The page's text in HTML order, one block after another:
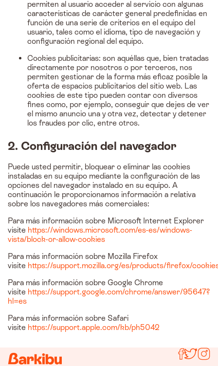
permiten al usuario acceder al servicio con algunas
características de carácter general predefinidas en
función de una serie de criterios en el equipo del
usuario, tales como el idioma, tipo de navegación y
configuración regional del equipo.
Cookies publicitarias: son aquéllas que, bien tratadas
directamente por nosotros o por terceros, nos
permiten gestionar de la forma más eficaz posible la
oferta de espacios publicitarios del sitio web. Las
cookies de este tipo pueden contar con diversos
fines como, por ejemplo, conseguir que dejes de ver
el mismo anuncio una y otra vez, detectar y detener
los fraudes por clic, entre otros.
2. Configuración del navegador
Puede usted permitir, bloquear o eliminar las cookies
instaladas en su equipo mediante la configuración de las
opciones del navegador instalado en su equipo. A
continuación le proporcionamos información a relativa
sobre los navegadores más comerciales:
Para más información sobre Microsoft Internet Explorer
visite https://windows.microsoft.com/es-es/windows-
vista/block-or-allow-cookies
Para más información sobre Mozilla Firefox
visite https://support.mozilla.org/es/products/firefox/
Para más información sobre Google Chrome
visite https://support.google.com/chrome/answer/95647?
hl=es
Para más información sobre Safari
visite https://support.apple.com/kb/ph5042
Síguenos